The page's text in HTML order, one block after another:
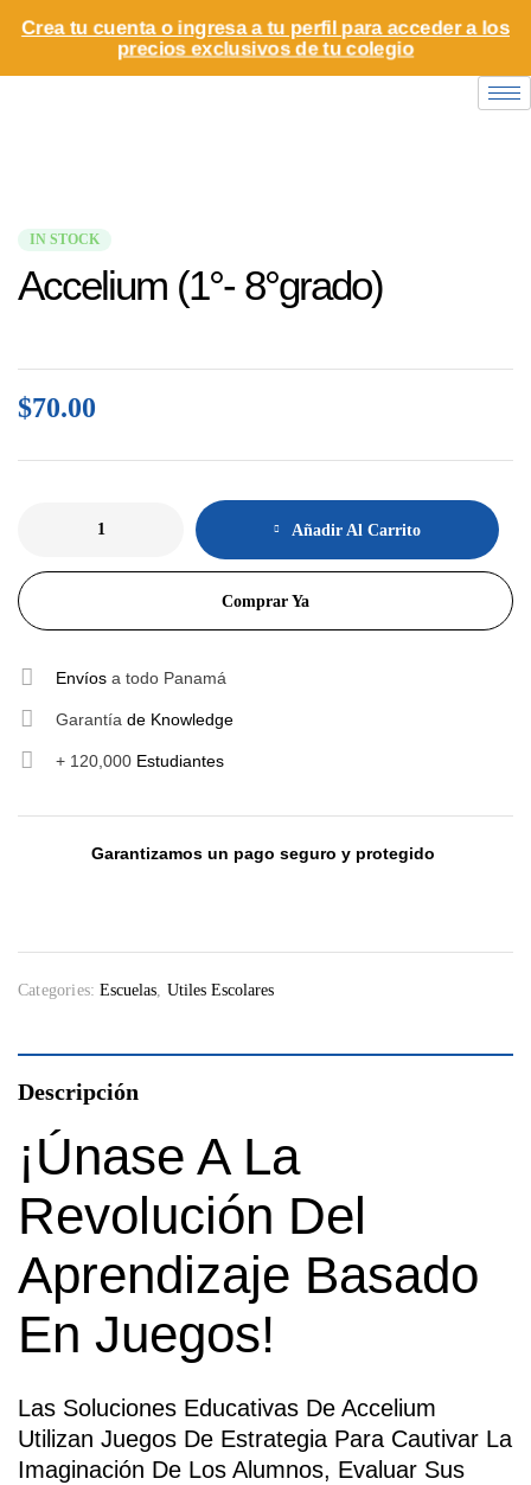
Crea tu cuenta o ingresa a tu perfil para acceder a los
precios exclusivos de tu colegio
IN STOCK
Accelium (1°- 8°grado)
$70.00
Añadir Al Carrito
Comprar Ya
Envíos a todo Panamá
Garantía de Knowledge
+ 120,000Estudiantes
Garantizamos un pago seguro y protegido
Categories: Escuelas, Utiles Escolares
Descripción
¡Únase A La
Revolución Del
Aprendizaje Basado
En Juegos!
Las Soluciones Educativas De Accelium
Utilizan Juegos De Estrategia Para Cautivar La
Imaginación De Los Alumnos, Evaluar Sus